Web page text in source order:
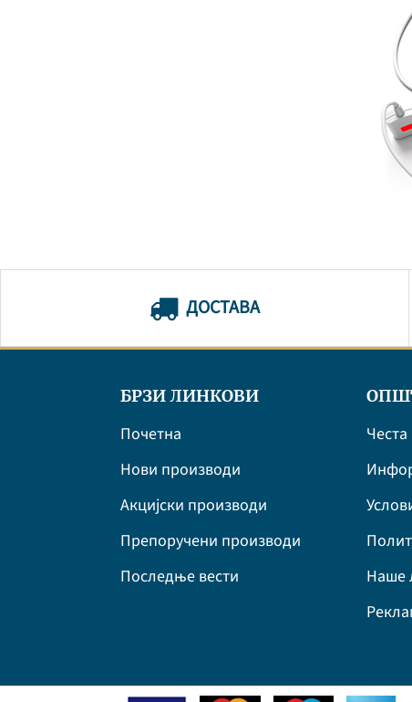
ДОСТАВА
БРЗИ ЛИНКОВИ
Почетна
Нови производи
Акцијски производи
Препоручени производи
Последње вести
Наше